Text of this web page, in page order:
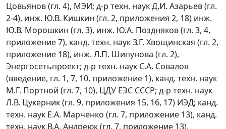
Цовьянов (гл. 4), МЭИ; д-р техн. наук Д.И. Азарьев (гл.
2-4), инж. Ю.В. Кишкин (гл. 2, приложения 2, 18) инж.
Ю.В. Морошкин (гл. 3), инж. Ю.А. Поздняков (гл. 3, 4,
приложение 7), канд. техн. наук З.Г. Хвощинская (гл. 2,
приложение 18), инж. Л.П. Шипунова (гл. 2),
Энергосетьпроект; д-р техн. наук С.А. Совалов
(введение, гл. 1, 7, 10, приложение 1), канд. техн. наук
М.Г. Портной (гл. 7, 10), ЦДУ ЕЭС СССР; д-р техн. наук
Л.В. Цукерник (гл. 9, приложения 15, 16, 17) ИЭД; канд.
техн. наук Е.А. Марченко (гл. 7, приложение 13), канд.
техн. наук В.А. Андреюк (гл. 7, приложение 13),